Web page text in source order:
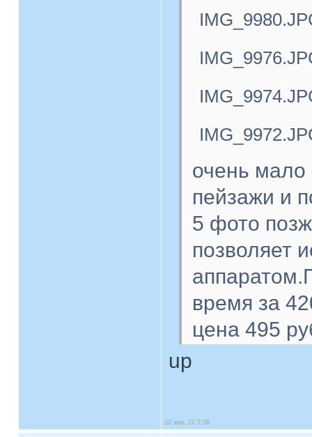
очень мало
пейзажи и
5 фото
позволяет
время за
цена 495
up
22 апр, 22 7:38